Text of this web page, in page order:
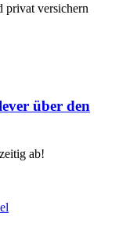
privat versichern
über den
ab!